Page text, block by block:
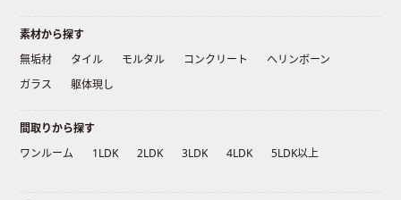
素材から探す
無垢材
タイル モルタル コンクリート
ヘリンボーン
ガラス
躯体現し
間取りから探す
ワンルーム
1LDK 2LDK 3LDK 4LDK 5LDK以上